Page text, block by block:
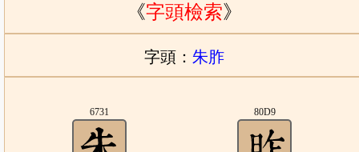
《字頭檢索》
字頭： 朱胙
6731 80D9